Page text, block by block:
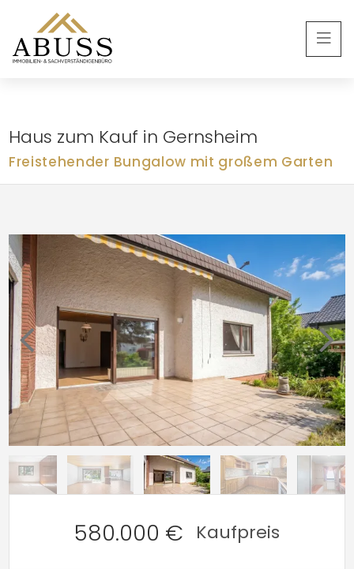
Haus zum Kauf in Gernsheim
Freistehender Bungalow mit großem Garten
580.000 € Kaufpreis